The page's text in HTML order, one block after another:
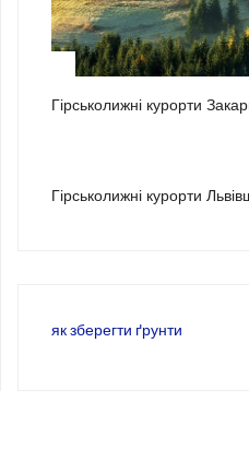
Гірськолижні курорти
Гірськолижні курорти
як зберегти ґрунти